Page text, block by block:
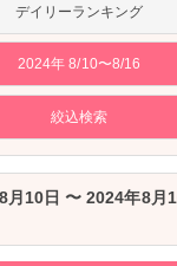
デイリーランキング
2024年 8/10〜8/16
絞込検索
月10日 〜 2024年8月